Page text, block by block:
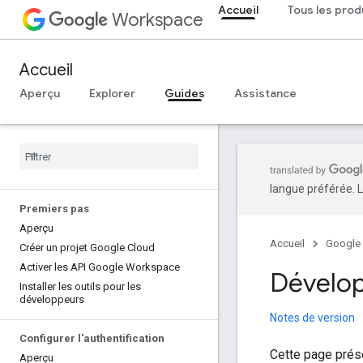
Workspace Accueil Tous les
Accueil
Aperçu Explorer Guides Assistance
Premiers pas
Aperçu
Créer un projet Google Cloud
Activer les API Google Workspace
Installer les outils pour les
développeurs
Configurer l'authentification
Aperçu
langue préférée.
Accueil Google
Notes de version
Cette page